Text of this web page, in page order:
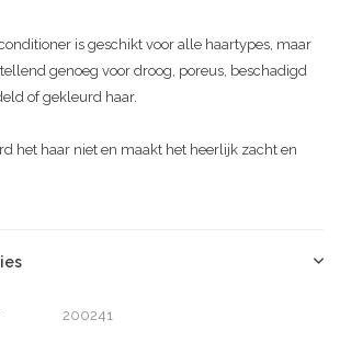
is geschikt voor alle haartypes, maar
genoeg voor droog, poreus, beschadigd
of gekleurd haar.
het haar niet en maakt het heerlijk zacht en
200241